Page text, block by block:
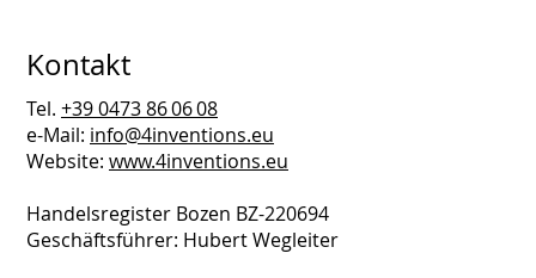
Kontakt
Tel. +39 0473 86 06 08
e-Mail: info@4inventions.eu
Website: www.4inventions.eu
Handelsregister Bozen BZ-220694
Geschäftsführer: Hubert Wegleiter